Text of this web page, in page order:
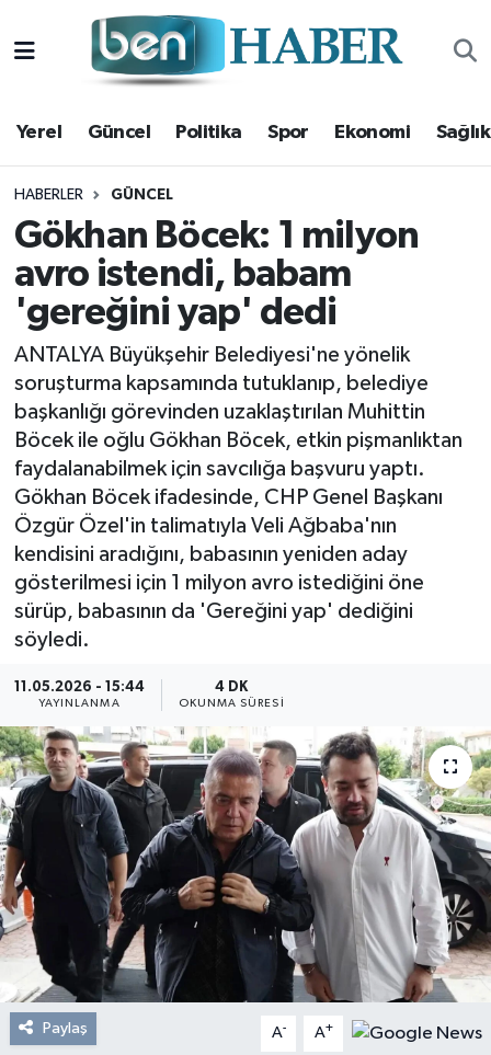
Yerel Güncel Politika Spor Ekonomi Sağlık
HABERLER GÜNCEL
Gökhan Böcek: 1 milyon
avro istendi, babam
'gereğini yap' dedi
ANTALYA Büyükşehir Belediyesi'ne yönelik
soruşturma kapsamında tutuklanıp, belediye
başkanlığı görevinden uzaklaştırılan Muhittin
Böcek ile oğlu Gökhan Böcek, etkin pişmanlıktan
faydalanabilmek için savcılığa başvuru yaptı.
Gökhan Böcek ifadesinde, CHP Genel Başkanı
Özgür Özel'in talimatıyla Veli Ağbaba'nın
kendisini aradığını, babasının yeniden aday
gösterilmesi için 1 milyon avro istediğini öne
sürüp, babasının da 'Gereğini yap' dediğini
söyledi.
11.05.2026 - 15:44
YAYINLANMA
4 DK
OKUNMA SÜRESI
Paylaş A- A+
Yerel
Güncel
Politika
Spor
Ekonomi
Sağlık
Magazin
Kültür Sanat
Resmi Reklam
Röportajlar
Hava Durumu
Trafik Durumu
Süper Lig Puan Durumu ve Fikstür
Tüm Manşetler
Son Dakika Haberleri
Haber Arşivi